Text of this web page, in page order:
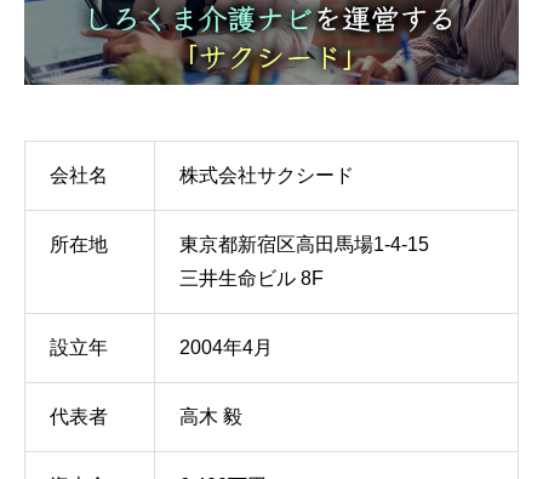
会社名 株式会社サクシード
所在地
東京都新宿区高田馬場1-4-15
三井生命ビル 8F
設立年 2004年4月
代表者 高木 毅